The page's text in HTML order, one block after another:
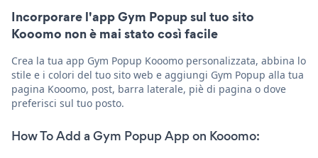
Incorporare l'app Gym Popup sul tuo sito
Kooomo non è mai stato così facile
Crea la tua app Gym Popup Kooomo personalizzata, abbina lo
stile e i colori del tuo sito web e aggiungi Gym Popup alla tua
pagina Kooomo, post, barra laterale, piè di pagina o dove
preferisci sul tuo posto.
How To Add a Gym Popup App on Kooomo: